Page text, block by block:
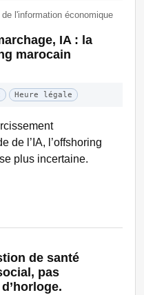
l'information économique
IA : la
marocain
Heure légale
de l’IA, l’offshoring
plus incertaine.
de santé
pas